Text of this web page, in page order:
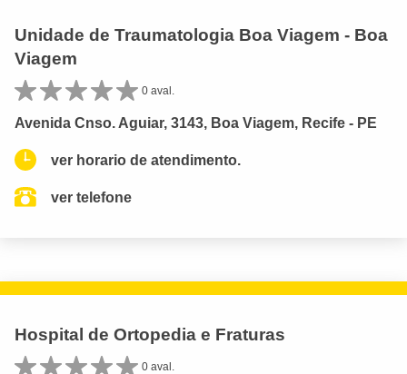
Unidade de Traumatologia Boa Viagem - Boa
Viagem
0 aval.
Avenida Cnso. Aguiar, 3143, Boa Viagem, Recife - PE
ver horario de atendimento.
ver telefone
Hospital de Ortopedia e Fraturas
0 aval.